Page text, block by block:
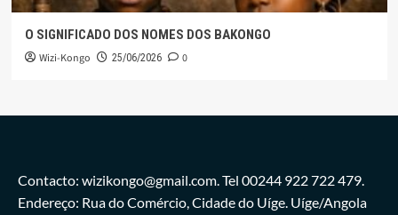
O SIGNIFICADO DOS NOMES DOS BAKONGO
Wizi-Kongo 25/06/2026 0
Contacto: wizikongo@gmail.com. Tel 00244 922 722 479.
Endereço: Rua do Comércio, Cidade do Uíge. Uíge/Angola